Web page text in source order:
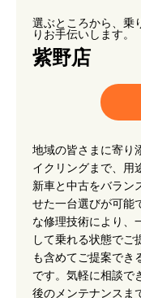
選ぶところから、乗
りお手伝いします。
紫野店
地域の皆さまに寄り
イクリングまで、用
新車と中古をバラン
せた一台選びが可能
な修理技術により、
して乗れる状態でご
も含めてご提案でき
です。気軽に相談で
後のメンテナンスま